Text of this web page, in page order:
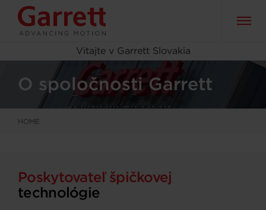
Vitajte v Garrett Slovakia
O spoločnosti Garrett
HOME
Poskytovateľ špičkovej
technológie